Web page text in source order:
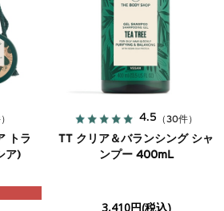
トラ
ア)
4.5 （30件）
TT クリア＆バランシング シャ
ンプー 400mL
3,410円(税込)